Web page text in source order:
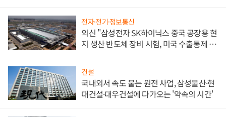
전자·전기·정보통신
외신 "삼성전자 SK하이닉스 중국 공장용 현
지 생산 반도체 장비 시험, 미국 수출통제 대
건설
국내외서 속도 붙는 원전 사업, 삼성물산·현
대건설·대우건설에 다가오는 '약속의 시간'